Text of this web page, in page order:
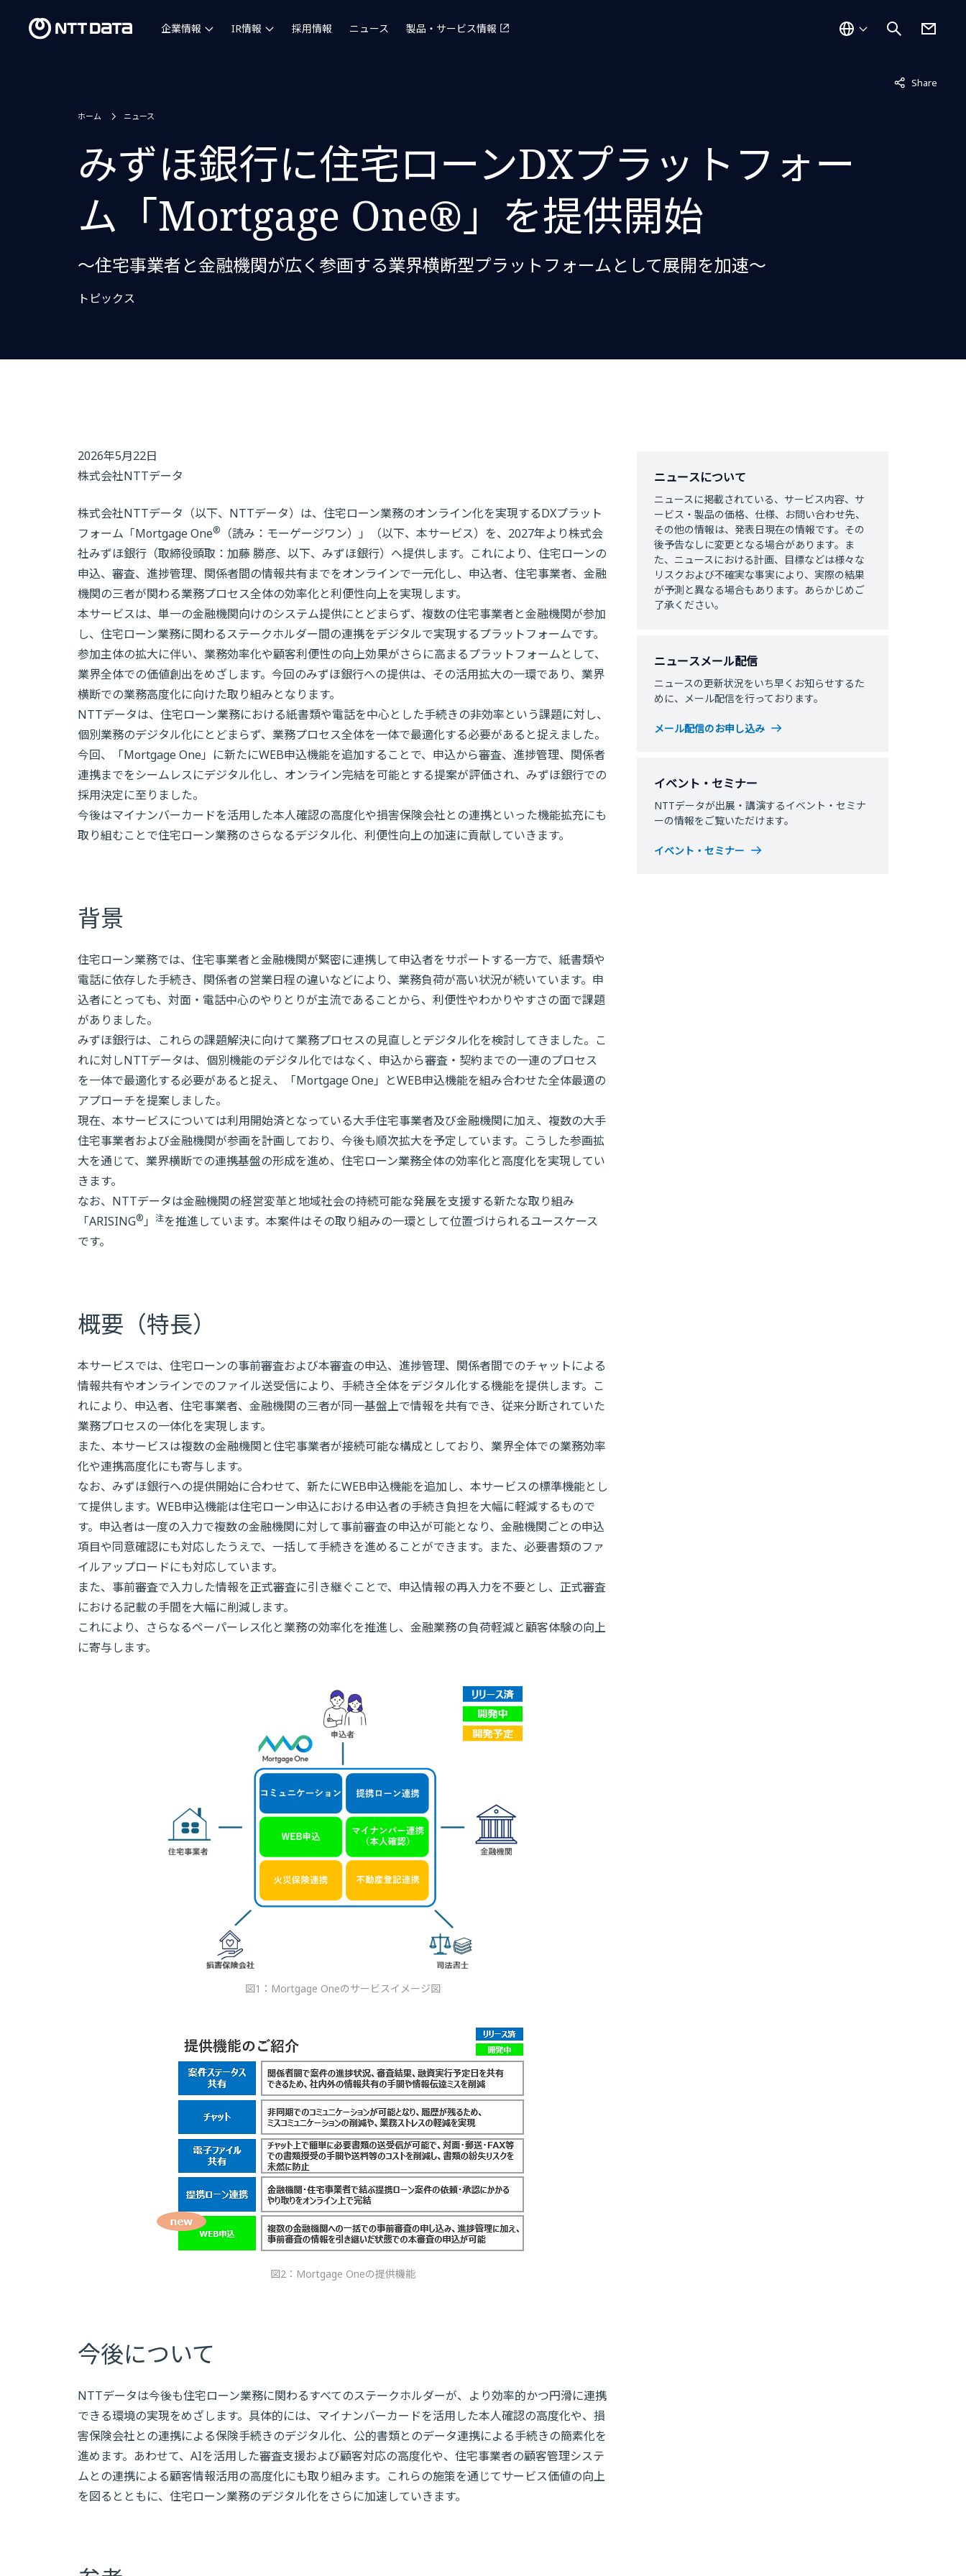
企業情報 IR情報 採用情報 ニュース 製品・サービス情報
Share
非表示中
ホーム ニュース
みずほ銀行に住宅ローンDXプラットフォー
ム「Mortgage One®」を提供開始
～住宅事業者と金融機関が広く参画する業界横断型プラットフォームとして展開を加速～
トピックス
2026年5月22日
株式会社NTTデータ
株式会社NTTデータ（以下、NTTデータ）は、住宅ローン業務のオンライン化を実現するDXプラット
フォーム「Mortgage One®
（読み：モーゲージワン）」（以下、本サービス）を、2027年より株式会
社みずほ銀行（取締役頭取：加藤 勝彦、以下、みずほ銀行）へ提供します。これにより、住宅ローンの
申込、審査、進捗管理、関係者間の情報共有までをオンラインで一元化し、申込者、住宅事業者、金融
機関の三者が関わる業務プロセス全体の効率化と利便性向上を実現します。
本サービスは、単一の金融機関向けのシステム提供にとどまらず、複数の住宅事業者と金融機関が参加
し、住宅ローン業務に関わるステークホルダー間の連携をデジタルで実現するプラットフォームです。
参加主体の拡大に伴い、業務効率化や顧客利便性の向上効果がさらに高まるプラットフォームとして、
業界全体での価値創出をめざします。今回のみずほ銀行への提供は、その活用拡大の一環であり、業界
横断での業務高度化に向けた取り組みとなります。
NTTデータは、住宅ローン業務における紙書類や電話を中心とした手続きの非効率という課題に対し、
個別業務のデジタル化にとどまらず、業務プロセス全体を一体で最適化する必要があると捉えました。
今回、「Mortgage One」に新たにWEB申込機能を追加することで、申込から審査、進捗管理、関係者
連携までをシームレスにデジタル化し、オンライン完結を可能とする提案が評価され、みずほ銀行での
採用決定に至りました。
今後はマイナンバーカードを活用した本人確認の高度化や損害保険会社との連携といった機能拡充にも
取り組むことで住宅ローン業務のさらなるデジタル化、利便性向上の加速に貢献していきます。
背景
住宅ローン業務では、住宅事業者と金融機関が緊密に連携して申込者をサポートする一方で、紙書類や
電話に依存した手続き、関係者の営業日程の違いなどにより、業務負荷が高い状況が続いています。申
込者にとっても、対面・電話中心のやりとりが主流であることから、利便性やわかりやすさの面で課題
がありました。
みずほ銀行は、これらの課題解決に向けて業務プロセスの見直しとデジタル化を検討してきました。こ
れに対しNTTデータは、個別機能のデジタル化ではなく、申込から審査・契約までの一連のプロセス
を一体で最適化する必要があると捉え、「Mortgage One」とWEB申込機能を組み合わせた全体最適の
アプローチを提案しました。
現在、本サービスについては利用開始済となっている大手住宅事業者及び金融機関に加え、複数の大手
住宅事業者および金融機関が参画を計画しており、今後も順次拡大を予定しています。こうした参画拡
大を通じて、業界横断での連携基盤の形成を進め、住宅ローン業務全体の効率化と高度化を実現してい
きます。
なお、NTTデータは金融機関の経営変革と地域社会の持続可能な発展を支援する新たな取り組み
「ARISING® 」 注を推進しています。本案件はその取り組みの一環として位置づけられるユースケース
です。
概要（特長）
本サービスでは、住宅ローンの事前審査および本審査の申込、進捗管理、関係者間でのチャットによる
情報共有やオンラインでのファイル送受信により、手続き全体をデジタル化する機能を提供します。こ
れにより、申込者、住宅事業者、金融機関の三者が同一基盤上で情報を共有でき、従来分断されていた
業務プロセスの一体化を実現します。
また、本サービスは複数の金融機関と住宅事業者が接続可能な構成としており、業界全体での業務効率
化や連携高度化にも寄与します。
なお、みずほ銀行への提供開始に合わせて、新たにWEB申込機能を追加し、本サービスの標準機能とし
て提供します。WEB申込機能は住宅ローン申込における申込者の手続き負担を大幅に軽減するもので
す。申込者は一度の入力で複数の金融機関に対して事前審査の申込が可能となり、金融機関ごとの申込
項目や同意確認にも対応したうえで、一括して手続きを進めることができます。また、必要書類のファ
イルアップロードにも対応しています。
また、事前審査で入力した情報を正式審査に引き継ぐことで、申込情報の再入力を不要とし、正式審査
における記載の手間を大幅に削減します。
これにより、さらなるペーパーレス化と業務の効率化を推進し、金融業務の負荷軽減と顧客体験の向上
に寄与します。
図1：Mortgage Oneのサービスイメージ図
図2：Mortgage Oneの提供機能
今後について
NTTデータは今後も住宅ローン業務に関わるすべてのステークホルダーが、より効率的かつ円滑に連携
できる環境の実現をめざします。具体的には、マイナンバーカードを活用した本人確認の高度化や、損
害保険会社との連携による保険手続きのデジタル化、公的書類とのデータ連携による手続きの簡素化を
進めます。あわせて、AIを活用した審査支援および顧客対応の高度化や、住宅事業者の顧客管理システ
ムとの連携による顧客情報活用の高度化にも取り組みます。これらの施策を通じてサービス価値の向上
を図るとともに、住宅ローン業務のデジタル化をさらに加速していきます。
ニュースについて
ニュースに掲載されている、サービス内容、サ
ービス・製品の価格、仕様、お問い合わせ先、
その他の情報は、発表日現在の情報です。その
後予告なしに変更となる場合があります。ま
た、ニュースにおける計画、目標などは様々な
リスクおよび不確実な事実により、実際の結果
が予測と異なる場合もあります。あらかじめご
了承ください。
ニュースメール配信
ニュースの更新状況をいち早くお知らせするた
めに、メール配信を行っております。
メール配信のお申し込み
イベント・セミナー
NTTデータが出展・講演するイベント・セミナ
ーの情報をご覧いただけます。
イベント・セミナー